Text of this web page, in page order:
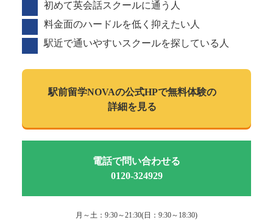
初めて英会話スクールに通う人
料金面のハードルを低く抑えたい人
駅近で通いやすいスクールを探している人
駅前留学NOVAの公式HPで無料体験の
詳細を見る
電話で問い合わせる
0120-324929
月～土：9:30～21:30(日：9:30～18:30)